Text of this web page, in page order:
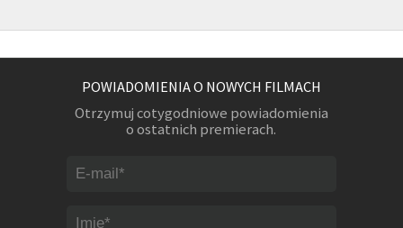
POWIADOMIENIA O NOWYCH FILMACH
Otrzymuj cotygodniowe powiadomienia
o ostatnich premierach.